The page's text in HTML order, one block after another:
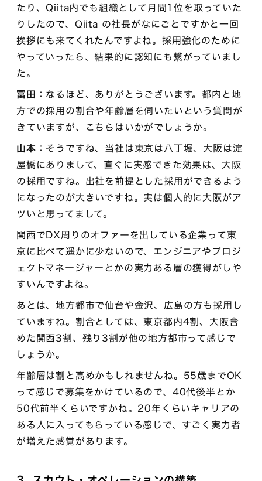
たり、Qiita内でも組織として月間1位を取っていた
りしたので、Qiita の社長がなにごとですかと一回
挨拶にも来てくれたんですよね。採用強化のために
やっていったら、結果的に認知にも繋がっていまし
た。
冨田 ：なるほど、ありがとうございます。都内と地
方での採用の割合や年齢層を伺いたいという質問が
きていますが、こちらはいかがでしょうか。
山本 ：そうですね、当社は東京は八丁堀、大阪は淀
屋橋にありまして、直ぐに実感できた効果は、大阪
の採用ですね。出社を前提とした採用ができるよう
になったのが大きいですね。実は個人的に大阪がア
ツいと思ってまして。
関西でDX周りのオファーを出している企業って東
京に比べて遥かに少ないので、エンジニアやプロジ
ェクトマネージャーとかの実力ある層の獲得がしや
すいんですよね。
あとは、地方都市で仙台や金沢、広島の方も採用し
ていますね。割合としては、東京都内4割、大阪含
めた関西3割、残り3割が他の地方都市って感じで
しょうか。
年齢層は割と高めかもしれませんね。55歳までOK
って感じで募集をかけているので、40代後半とか
50代前半くらいですかね。20年くらいキャリアの
ある人に入ってもらっている感じで、すごく実力者
が増えた感覚があります。